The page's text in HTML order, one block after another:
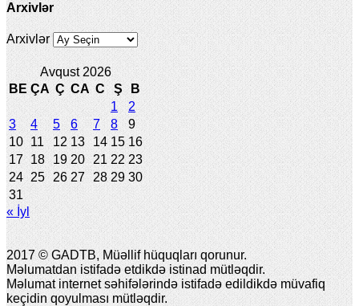
Arxivlər
Arxivlər
Avqust 2026
BE ÇA Ç CA C Ş
B
1
2
3
4 5 6 7 8
9
10 11 12 13 14 15 16
17 18 19 20 21 22 23
24 25 26 27 28 29 30
31
« İyl
2017 © GADTB, Müəllif hüquqları qorunur.
Məlumatdan istifadə etdikdə istinad mütləqdir.
Məlumat internet səhifələrində istifadə edildikdə müvafiq
keçidin qoyulması mütləqdir.